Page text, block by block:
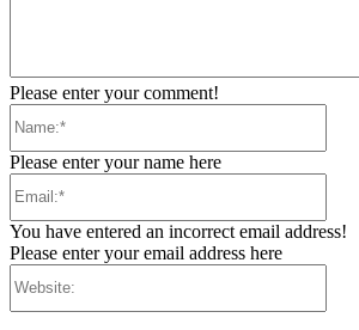
Please enter your comment!
Please enter your name here
You have entered an incorrect email address!
Please enter your email address here